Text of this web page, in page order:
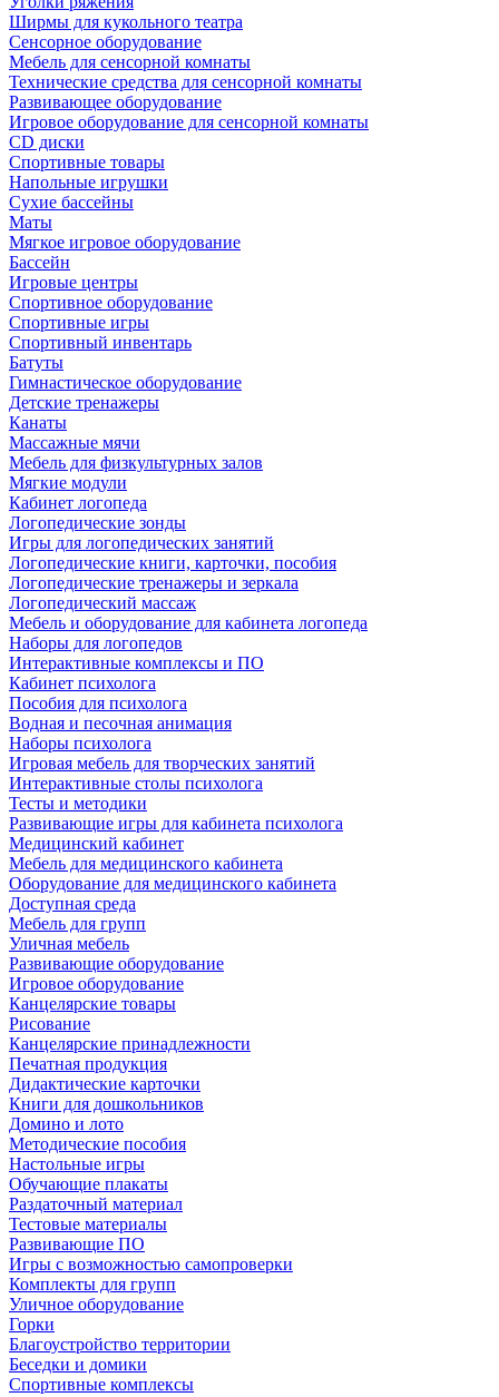
Ширмы для кукольного театра
Сенсорное оборудование
Мебель для сенсорной комнаты
Технические средства для сенсорной комнаты
Развивающее оборудование
Игровое оборудование для сенсорной комнаты
CD диски
Спортивные товары
Напольные игрушки
Сухие бассейны
Маты
Мягкое игровое оборудование
Бассейн
Игровые центры
Спортивное оборудование
Спортивные игры
Спортивный инвентарь
Батуты
Гимнастическое оборудование
Детские тренажеры
Канаты
Массажные мячи
Мебель для физкультурных залов
Мягкие модули
Кабинет логопеда
Логопедические зонды
Игры для логопедических занятий
Логопедические книги, карточки, пособия
Логопедические тренажеры и зеркала
Логопедический массаж
Мебель и оборудование для кабинета логопеда
Наборы для логопедов
Интерактивные комплексы и ПО
Кабинет психолога
Пособия для психолога
Водная и песочная анимация
Наборы психолога
Игровая мебель для творческих занятий
Интерактивные столы психолога
Тесты и методики
Развивающие игры для кабинета психолога
Медицинский кабинет
Мебель для медицинского кабинета
Оборудование для медицинского кабинета
Доступная среда
Мебель для групп
Уличная мебель
Развивающие оборудование
Игровое оборудование
Канцелярские товары
Рисование
Канцелярские принадлежности
Печатная продукция
Дидактические карточки
Книги для дошкольников
Домино и лото
Методические пособия
Настольные игры
Обучающие плакаты
Раздаточный материал
Тестовые материалы
Развивающие ПО
Игры с возможностью самопроверки
Комплекты для групп
Уличное оборудование
Горки
Благоустройство территории
Беседки и домики
Спортивные комплексы